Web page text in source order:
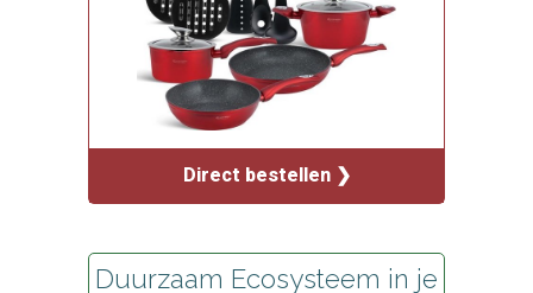
Direct bestellen ❯
Duurzaam Ecosysteem in je